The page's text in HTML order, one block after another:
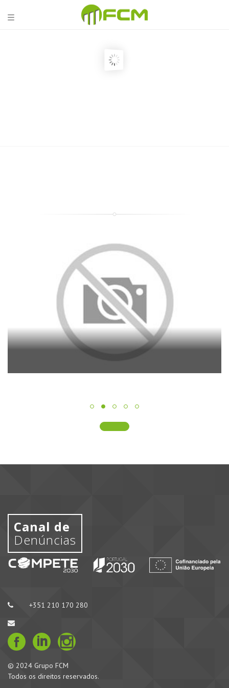
Canal de
Denúncias
+351 210 170 280
© 2024 Grupo FCM
Todos os direitos reservados.